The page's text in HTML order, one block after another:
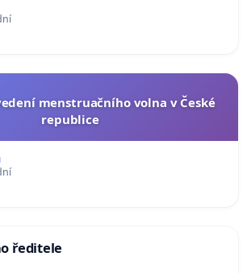
menstruačního volna v České
republice
ředitele